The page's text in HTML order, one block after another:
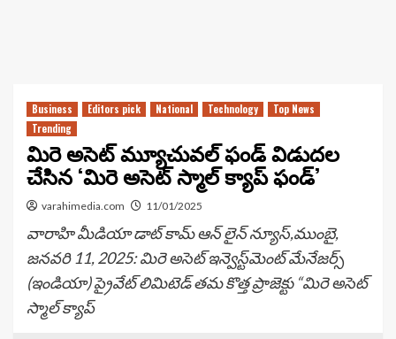
Business Editors pick National Technology
Top News
Trending
మిరె అసెట్ మ్యూచువల్ ఫండ్ విడుదల
చేసిన ‘మిరె అసెట్ స్మాల్ క్యాప్ ఫండ్’
varahimedia.com 11/01/2025
వారాహి మీడియా డాట్ కామ్ ఆన్ లైన్ న్యూస్,ముంబై,
జనవరి 11, 2025: మిరె అసెట్ ఇన్వెస్ట్‌మెంట్ మేనేజర్స్
(ఇండియా) ప్రైవేట్ లిమిటెడ్ తమ కొత్త ప్రాజెక్టు “మిరె అసెట్
స్మాల్ క్యాప్